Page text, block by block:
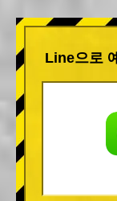
Line으로